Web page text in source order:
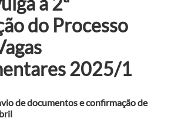
do Processo
2025/1
de documentos e confirmação de